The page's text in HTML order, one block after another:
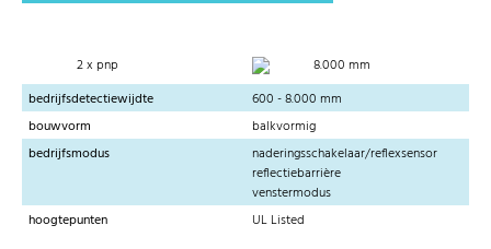
2 x pnp
8.000 mm
bedrijfsdetectiewijdte
600 - 8.000 mm
bouwvorm
balkvormig
bedrijfsmodus
naderingsschakelaar/reflexsensor
reflectiebarrière
venstermodus
hoogtepunten
UL Listed